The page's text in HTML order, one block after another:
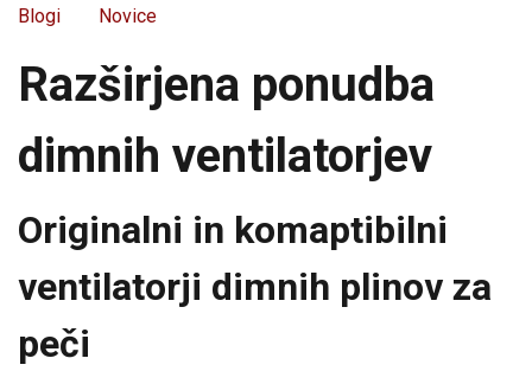
Blogi
Novice
Razširjena ponudba
dimnih ventilatorjev
Originalni in komaptibilni
ventilatorji dimnih plinov za
peči